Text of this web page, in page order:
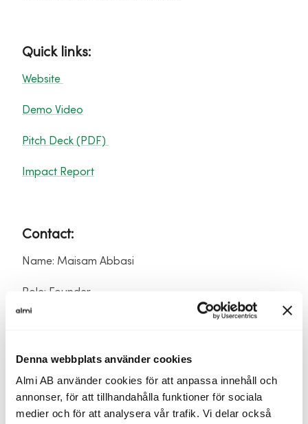
Denna webbplats använder cookies
Almi AB använder cookies för att anpassa innehåll och
annonser, för att tillhandahålla funktioner för sociala
medier och för att analysera vår trafik. Vi delar också
Quick links:
Website
Demo Video
Pitch Deck (PDF)
Impact Report
Contact:
Name: Maisam Abbasi
Role: Founder
Phone: +46 70 408 85 83
LinkedIn